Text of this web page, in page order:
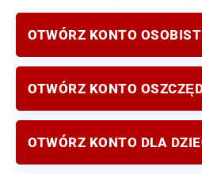
OTWÓRZ KONTO
OTWÓRZ KONTO
OTWÓRZ KONTO DLA